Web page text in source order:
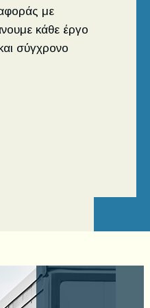
με
κάθε έργο
σύγχρονο